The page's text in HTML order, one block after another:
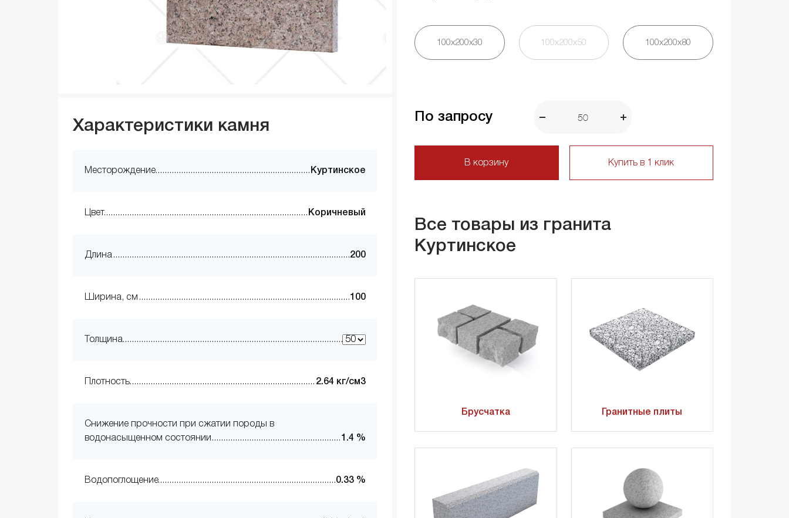
100х200х30 100х200х50 100х200х80
По запросу
В корзину Купить в 1 клик
Все товары из гранита
Куртинское
Брусчатка Гранитные плиты
Характеристики камня
Месторождение Куртинское
Цвет Коричневый
Длина 200
Ширина, см 100
Толщина
Плотность 2.64 кг/см3
Снижение прочности при сжатии породы в
водонасыщенном состоянии
1.4 %
Водопоглощение 0.33 %